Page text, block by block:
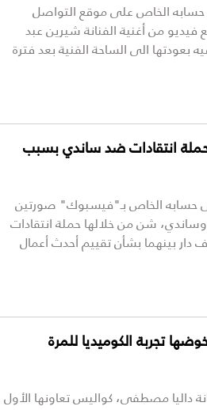
حسابه الخاص على موقع التواصل
من أغنية الفنانة شيرين عبد
بعودتها الى الساحة الفنية بعد فترة
انتقادات ضد ساندي بسبب
حسابه الخاص بـ"فيسبوك" صورتين
شن من خلالها حملة انتقادات
بينهما بشأن تقييم أحدث أعمال
تجربة الكوميديا للمرة
داليا مصطفى، كواليس تعاونها الأول